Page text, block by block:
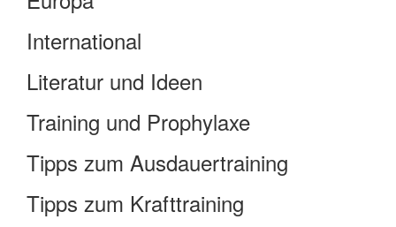
International
Literatur und Ideen
Training und Prophylaxe
Tipps zum Ausdauertraining
Tipps zum Krafttraining